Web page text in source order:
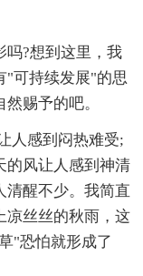
吗?想到这里，我
"可持续发展"的思
赐予的吧。
人感到闷热难受;
的风让人感到神清
清醒不少。我简直
凉丝丝的秋雨，这
"恐怕就形成了